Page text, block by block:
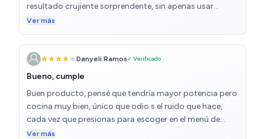
resultado crujiente sorprendente, sin apenas usar
aceite. Es muy fácil de usar, tiene varios programas
automáticos y la limpieza es súper sencilla gracias a sus
piezas desmontables. Desde que la tengo, la uso casi a
diario: patatas, verduras, pollo, todo queda delicioso.
Una gran aliada en la cocina. ¡Totalmente
recomendable!
Ver más
Danyeli Ramos✓ Verificado
Bueno, cumple
Buen producto, pensé que tendría mayor potencia pero
cocina muy bien, único que odio s el ruido que hace,
cada vez que presionas para escoger en el menú de
opciones es un pitido fuerte que no se puede quitar y es
Ver más